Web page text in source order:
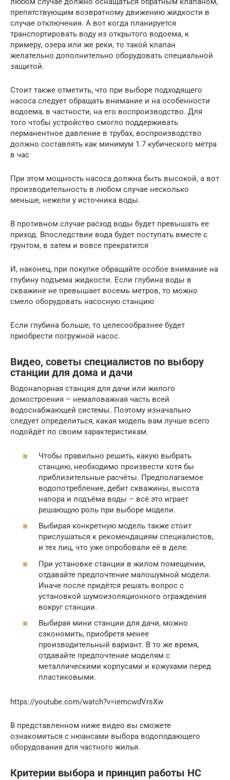
препятствующим возвратному движению жидкости в
случае отключения. А вот когда планируется
транспортировать воду из открытого водоема, к
примеру, озера или же реки, то такой клапан
желательно дополнительно оборудовать специальной
защитой.
Стоит также отметить, что при выборе подходящего
насоса следует обращать внимание и на особенности
водоема, в частности, на его воспроизводство. Для
того чтобы устройство смогло поддерживать
перманентное давление в трубах, воспроизводство
должно составлять как минимум 1.7 кубического метра
в час
При этом мощность насоса должна быть высокой, а вот
производительность в любом случае несколько
меньше, нежели у источника воды.
В противном случае расход воды будет превышать ее
приход. Впоследствии вода будет поступать вместе с
грунтом, в затем и вовсе прекратится
И, наконец, при покупке обращайте особое внимание на
глубину подъема жидкости. Если глубина воды в
скважине не превышает восемь метров, то можно
смело оборудовать насосную станцию
Если глубина больше, то целесообразнее будет
приобрести погружной насос.
Видео, советы специалистов по выбору
станции для дома и дачи
Водонапорная станция для дачи или жилого
домостроения – немаловажная часть всей
водоснабжающей системы. Поэтому изначально
следует определиться, какая модель вам лучше всего
подойдёт по своим характеристикам.
Чтобы правильно решить, какую выбрать
станцию, необходимо произвести хотя бы
приблизительные расчёты. Предполагаемое
водопотребление, дебит скважины, высота
напора и подъёма воды – всё это играет
решающую роль при выборе модели.
Выбирая конкретную модель также стоит
прислушаться к рекомендациям специалистов,
и тех лиц, что уже опробовали её в деле.
При установке станции в жилом помещении,
отдавайте предпочтение малошумной модели.
Иначе после придётся решать вопрос с
установкой шумоизоляционного ограждения
вокруг станции.
Выбирая мини станции для дачи, можно
сэкономить, приобретя менее
производительный вариант. В то же время,
отдавайте предпочтение моделям с
металлическими корпусами и кожухами перед
пластиковыми.
https://youtube.com/watch?v=iemcwdVrsXw
В представленном ниже видео вы сможете
ознакомиться с нюансами выбора водоподающего
оборудования для частного жилья.
Критерии выбора и принцип работы НС